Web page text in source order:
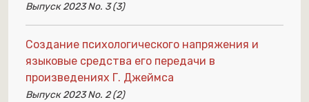
Выпуск 2023 No. 3 (3)
Создание психологического напряжения и
языковые средства его передачи в
произведениях Г. Джеймса
Выпуск 2023 No. 2 (2)